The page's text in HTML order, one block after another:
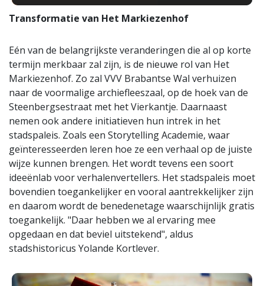
Transformatie van Het Markiezenhof
Eén van de belangrijkste veranderingen die al op korte
termijn merkbaar zal zijn, is de nieuwe rol van Het
Markiezenhof. Zo zal VVV Brabantse Wal verhuizen
naar de voormalige archiefleeszaal, op de hoek van de
Steenbergsestraat met het Vierkantje. Daarnaast
nemen ook andere initiatieven hun intrek in het
stadspaleis. Zoals een Storytelling Academie, waar
geïnteresseerden leren hoe ze een verhaal op de juiste
wijze kunnen brengen. Het wordt tevens een soort
ideeënlab voor verhalenvertellers. Het stadspaleis moet
bovendien toegankelijker en vooral aantrekkelijker zijn
en daarom wordt de benedenetage waarschijnlijk gratis
toegankelijk. "Daar hebben we al ervaring mee
opgedaan en dat beviel uitstekend", aldus
stadshistoricus Yolande Kortlever.